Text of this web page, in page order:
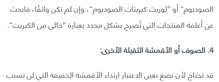
الصوديوم“ أو ”لوريث كبريتات الصوديوم“، وإن لم تكن واثقًا، فابحث
عن أغلفة المنتجات التي تُصرح بشكل محدد بعبارة ”خالي من الكبريت“.
4. الصوف أو الأقمشة الثقيلة الأخرى:
قد تحتاج لأن تضع بعين الاعتبار ارتداء الأقمشة الخفيفة التي لن تسبب